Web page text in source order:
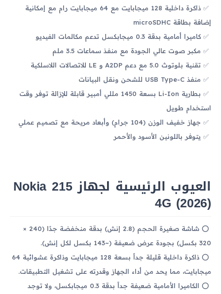
ذاكرة داخلية 128 ميجابايت مع 64 ميجابايت رام مع إمكانية
إضافة بطاقة microSDHC
كاميرا أمامية بدقة 0.3 ميجابكسل تدعم مكالمات الفيديو
مكبر صوت عالي الجودة مع منفذ سماعات 3.5 ملم
تقنية بلوتوث 5.0 مع دعم A2DP و LE للاتصالات اللاسلكية
منفذ USB Type-C للشحن ونقل البيانات
بطارية Li-Ion بسعة 1450 مللي أمبير قابلة للإزالة توفر وقت
استخدام طويل
جهاز خفيف الوزن (104 جرام) وأبعاد مريحة مع تصميم عملي
يتوفر باللونين الأسود والأحمر
العيوب الرئيسية لجهاز Nokia 215
4G (2026)
شاشة صغيرة الحجم (2.8 إنش) بدقة منخفضة جدًا (240 ×
320 بكسل) بجودة عرض ضعيفة (~143 بكسل لكل إنش).
ذاكرة داخلية قليلة جداً بسعة 128 ميجابايت وذاكرة عشوائية 64
ميجابايت، مما يحد من أداء الجهاز وقدرته على تشغيل التطبيقات.
الكاميرا الأمامية ضعيفة جداً بدقة 0.3 ميجابكسل، ولا توجد